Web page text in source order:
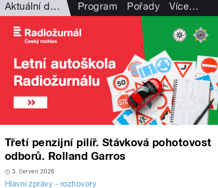
Aktuální dění Program Pořady Více…
Třetí penzijní pilíř. Stávková pohotovost
odborů. Rolland Garros
3. červen 2026
Hlavní zprávy - rozhovory